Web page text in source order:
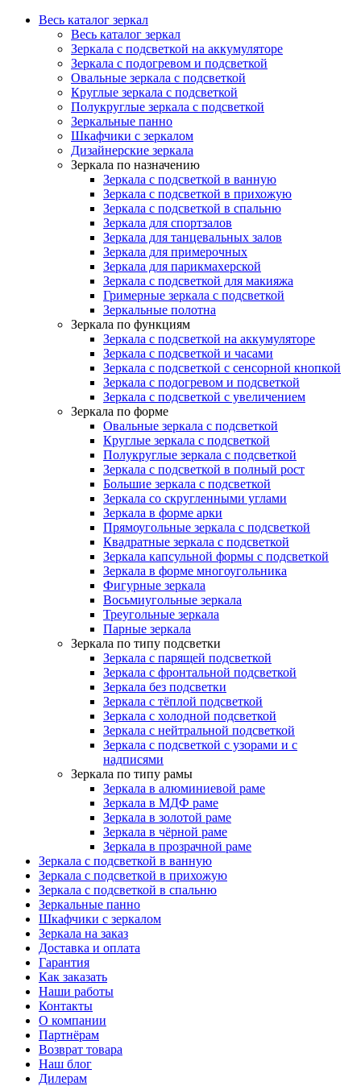
Весь каталог зеркал
Весь каталог зеркал
Зеркала с подсветкой на аккумуляторе
Зеркала с подогревом и подсветкой
Овальные зеркала с подсветкой
Круглые зеркала с подсветкой
Полукруглые зеркала с подсветкой
Зеркальные панно
Шкафчики с зеркалом
Дизайнерские зеркала
Зеркала по назначению
Зеркала с подсветкой в ванную
Зеркала с подсветкой в прихожую
Зеркала с подсветкой в спальню
Зеркала для спортзалов
Зеркала для танцевальных залов
Зеркала для примерочных
Зеркала для парикмахерской
Зеркала с подсветкой для макияжа
Гримерные зеркала с подсветкой
Зеркальные полотна
Зеркала по функциям
Зеркала с подсветкой на аккумуляторе
Зеркала с подсветкой и часами
Зеркала с подсветкой с сенсорной кнопкой
Зеркала с подогревом и подсветкой
Зеркала с подсветкой с увеличением
Зеркала по форме
Овальные зеркала с подсветкой
Круглые зеркала с подсветкой
Полукруглые зеркала с подсветкой
Зеркала с подсветкой в полный рост
Большие зеркала с подсветкой
Зеркала со скругленными углами
Зеркала в форме арки
Прямоугольные зеркала с подсветкой
Квадратные зеркала с подсветкой
Зеркала капсульной формы с подсветкой
Зеркала в форме многоугольника
Фигурные зеркала
Восьмиугольные зеркала
Треугольные зеркала
Парные зеркала
Зеркала по типу подсветки
Зеркала с парящей подсветкой
Зеркала с фронтальной подсветкой
Зеркала без подсветки
Зеркала с тёплой подсветкой
Зеркала с холодной подсветкой
Зеркала с нейтральной подсветкой
Зеркала с подсветкой с узорами и с
надписями
Зеркала по типу рамы
Зеркала в алюминиевой раме
Зеркала в МДФ раме
Зеркала в золотой раме
Зеркала в чёрной раме
Зеркала в прозрачной раме
Зеркала с подсветкой в ванную
Зеркала с подсветкой в прихожую
Зеркала с подсветкой в спальню
Зеркальные панно
Шкафчики с зеркалом
Зеркала на заказ
Доставка и оплата
Гарантия
Как заказать
Наши работы
Контакты
О компании
Партнёрам
Возврат товара
Наш блог
Дилерам